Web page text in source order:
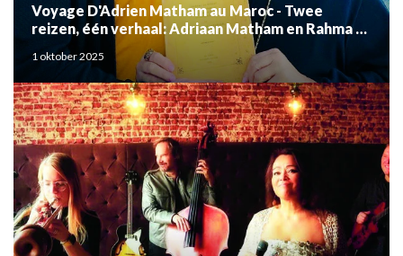
Voyage D'Adrien Matham au Maroc - Twee
reizen, één verhaal: Adriaan Matham en Rahma el
Mouden
1 oktober 2025